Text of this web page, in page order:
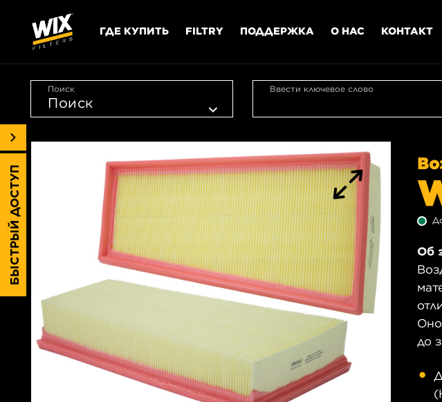
ГДЕ КУПИТЬ FILTRY ПОДДЕРЖКА О НАС КОНТАКТ
Поиск Ввести ключевое слово
Об
до
БЫСТРЫЙ ДОСТУП